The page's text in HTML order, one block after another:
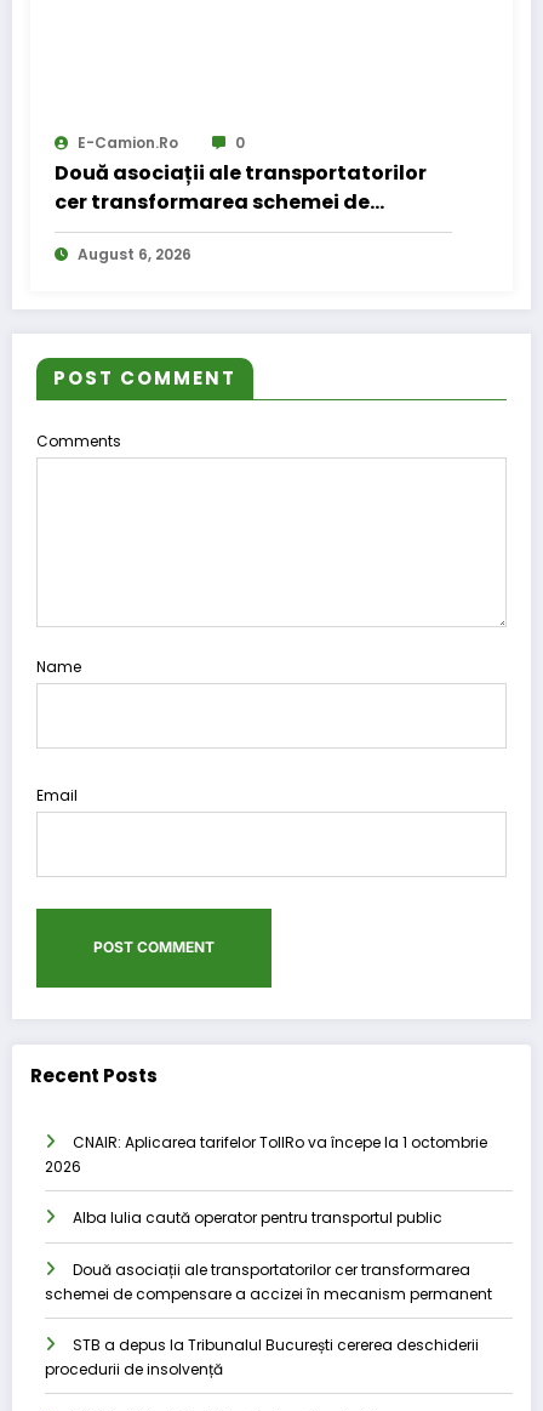
E-Camion.ro 0
Două asociații ale transportatorilor
cer transformarea schemei de
compensare a accizei în mecanism
permanent
August 6, 2026
POST COMMENT
Comments
Name
Email
Recent Posts
CNAIR: Aplicarea tarifelor TollRo va începe la 1 octombrie
2026
Alba Iulia caută operator pentru transportul public
Două asociații ale transportatorilor cer transformarea
schemei de compensare a accizei în mecanism permanent
STB a depus la Tribunalul București cererea deschiderii
procedurii de insolvență